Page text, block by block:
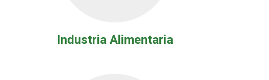
Industria Alimentaria